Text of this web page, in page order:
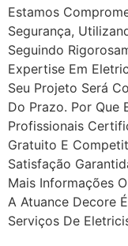
Estamos
Segurança,
Seguindo
Expertise Em
Seu Projeto Será
Do Prazo. Por Que
Profissionais
Gratuito E
Satisfação
Mais Informações
A Atuance Decore
Serviços De